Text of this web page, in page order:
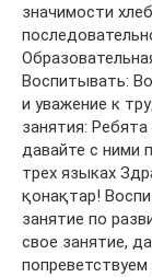
значимости
Воспитывать:
и уважение к
занятия:
давайте с ними
трех языках
қонақтар!
занятие по
свое занятие,